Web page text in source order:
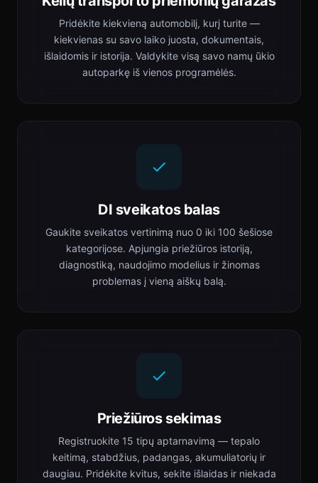
Pridėkite kiekvieną automobilį, kurį turite —
kiekvienas su savo laiko juosta, dokumentais,
išlaidomis ir istorija. Valdykite visą savo namų ūkio
autoparkę iš vienos programėlės.
DI sveikatos balas
Gaukite sveikatos vertinimą nuo 0 iki 100 šešiose
kategorijose. Apjungia priežiūros istoriją,
diagnostiką, naudojimo modelius ir žinomas
problemas į vieną aiškų balą.
Priežiūros sekimas
Registruokite 15 tipų aptarnavimą — tepalo
keitimą, stabdžius, padangas, akumuliatorių ir
daugiau. Pridėkite kvitus, sekite išlaidas ir niekada